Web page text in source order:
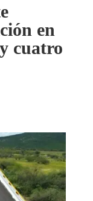
en
cuatro